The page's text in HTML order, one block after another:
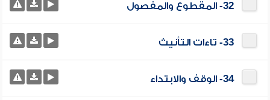
32- المقطوع والمفصول
33- تاءات التأنيث
34- الوقف والابتداء